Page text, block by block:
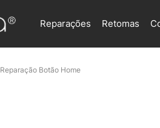
Reparações Retomas
Reparação Botão Home